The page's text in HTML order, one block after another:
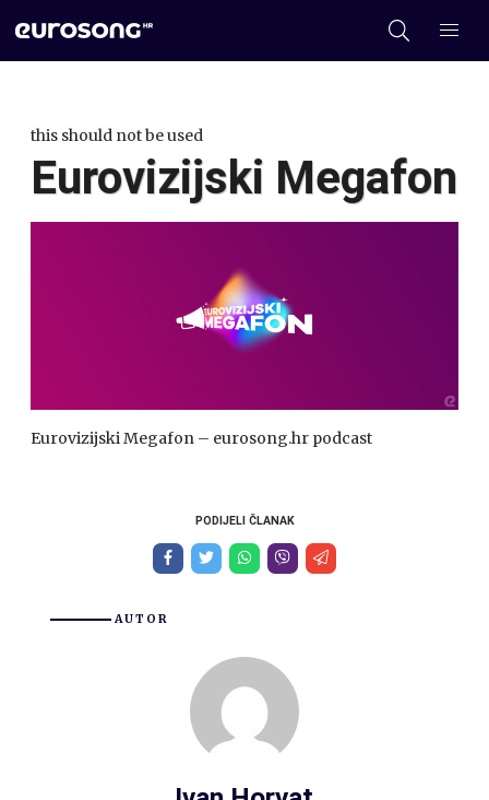
this should not be used
Eurovizijski Megafon
Eurovizijski Megafon – eurosong.hr podcast
PODIJELI ČLANAK
AUTOR